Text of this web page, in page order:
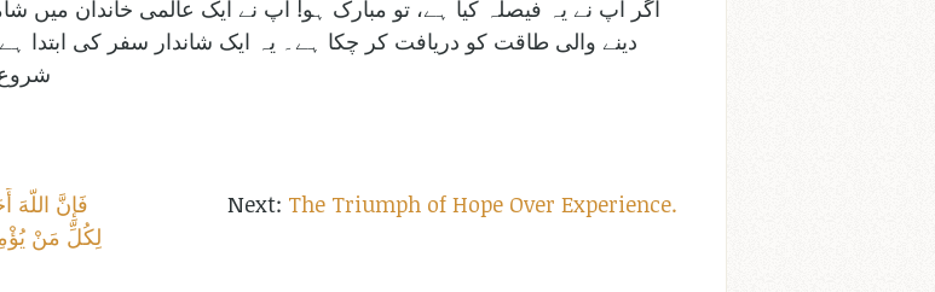
اگر آپ نے یہ فیصلہ کیا ہے، تو مبارک ہو! آپ نے ایک عالمی خاندان
دینے والی طاقت کو دریافت کر چکا ہے۔ یہ ایک شاندار سفر کی
لِكُلِّ مَنْ
The Triumph of Hope Over Experience.